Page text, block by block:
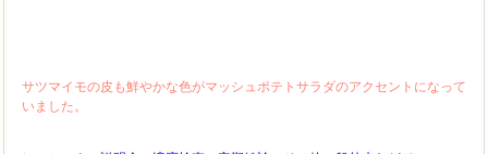
サツマイモの皮も鮮やかな色がマッシュポテトサラダのアクセントになって
いました。